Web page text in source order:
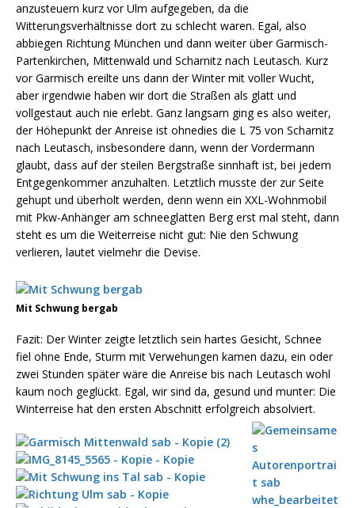
anzusteuern kurz vor Ulm aufgegeben, da die
Witterungsverhältnisse dort zu schlecht waren. Egal, also
abbiegen Richtung München und dann weiter über Garmisch-
Partenkirchen, Mittenwald und Scharnitz nach Leutasch. Kurz
vor Garmisch ereilte uns dann der Winter mit voller Wucht,
aber irgendwie haben wir dort die Straßen als glatt und
vollgestaut auch nie erlebt. Ganz langsam ging es also weiter,
der Höhepunkt der Anreise ist ohnedies die L 75 von Scharnitz
nach Leutasch, insbesondere dann, wenn der Vordermann
glaubt, dass auf der steilen Bergstraße sinnhaft ist, bei jedem
Entgegenkommer anzuhalten. Letztlich musste der zur Seite
gehupt und überholt werden, denn wenn ein XXL-Wohnmobil
mit Pkw-Anhänger am schneeglatten Berg erst mal steht, dann
steht es um die Weiterreise nicht gut: Nie den Schwung
verlieren, lautet vielmehr die Devise.
Mit Schwung bergab
Fazit: Der Winter zeigte letztlich sein hartes Gesicht, Schnee
fiel ohne Ende, Sturm mit Verwehungen kamen dazu, ein oder
zwei Stunden später wäre die Anreise bis nach Leutasch wohl
kaum noch geglückt. Egal, wir sind da, gesund und munter: Die
Winterreise hat den ersten Abschnitt erfolgreich absolviert.